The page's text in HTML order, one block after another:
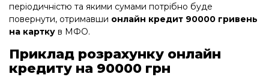
періодичністю та якими сумами потрібно буде
повернути, отримавши онлайн кредит 90000 гривень
на картку в МФО.
Приклад розрахунку онлайн
кредиту на 90000 грн